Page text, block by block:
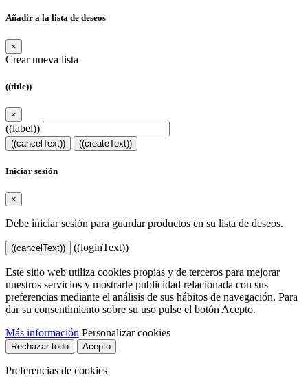
Añadir a la lista de deseos
×
Crear nueva lista
((title))
×
((label))
((cancelText)) ((createText))
Iniciar sesión
×
Debe iniciar sesión para guardar productos en su lista de deseos.
((cancelText)) ((loginText))
Este sitio web utiliza cookies propias y de terceros para mejorar
nuestros servicios y mostrarle publicidad relacionada con sus
preferencias mediante el análisis de sus hábitos de navegación. Para
dar su consentimiento sobre su uso pulse el botón Acepto.
Más información Personalizar cookies
Rechazar todo Acepto
Preferencias de cookies